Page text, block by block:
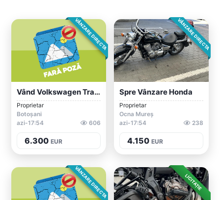
VÂNZARE DIRECTA
Vând Volkswagen Transporter T5 Facelift,...
Proprietar
Botoșani
azi-17:54
606
6.300 EUR
VÂNZARE DIRECTA
Spre Vânzare Honda
Proprietar
Ocna Mureș
azi-17:54
238
4.150 EUR
VÂNZARE DIRECTA LICITAȚIE